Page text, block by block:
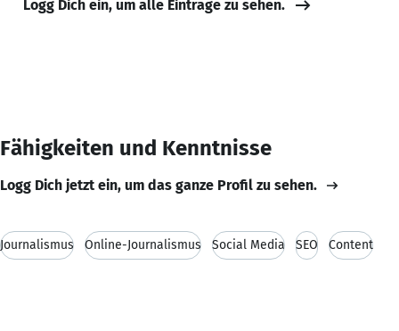
Logg Dich ein, um alle Einträge zu sehen.
Fähigkeiten und Kenntnisse
Logg Dich jetzt ein, um das ganze Profil zu sehen.
Journalismus Online-Journalismus Social Media SEO Content